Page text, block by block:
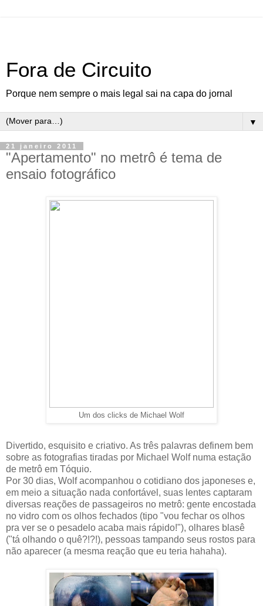
Fora de Circuito
Porque nem sempre o mais legal sai na capa do jornal
▼
21 janeiro 2011
"Apertamento" no metrô é tema de
ensaio fotográfico
Um dos clicks de Michael Wolf
Divertido, esquisito e criativo. As três palavras definem bem
sobre as fotografias tiradas por Michael Wolf numa estação
de metrô em Tóquio.
Por 30 dias, Wolf acompanhou o cotidiano dos japoneses e,
em meio a situação nada confortável, suas lentes captaram
diversas reações de passageiros no metrô: gente encostada
no vidro com os olhos fechados (tipo "vou fechar os olhos
pra ver se o pesadelo acaba mais rápido!"), olhares blasê
("tá olhando o quê?!?!), pessoas tampando seus rostos para
não aparecer (a mesma reação que eu teria hahaha).